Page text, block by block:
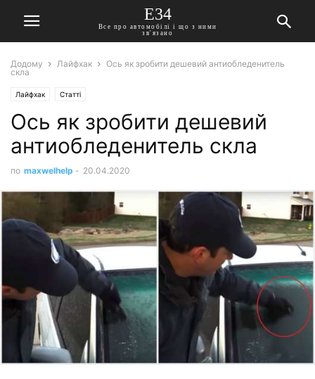
E34
Все про автомобілі і що з ними
зв'язано
Додому Лайфхак
Ось як зробити дешевий антиобледенитель
скла
Лайфхак Статті
Ось як зробити дешевий
антиобледенитель скла
по maxwelhelp - 20.04.2020